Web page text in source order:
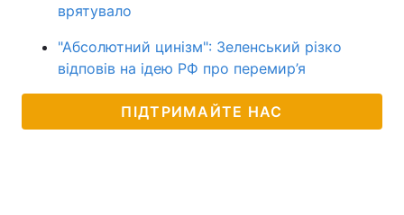
врятувало
"Абсолютний цинізм": Зеленський різко
відповів на ідею РФ про перемир’я
ПІДТРИМАЙТЕ НАС